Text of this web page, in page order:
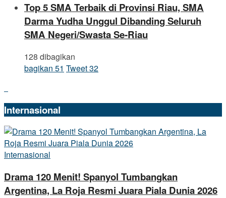
Top 5 SMA Terbaik di Provinsi Riau, SMA
Darma Yudha Unggul Dibanding Seluruh
SMA Negeri/Swasta Se-Riau
128 dibagikan
bagikan 51 Tweet32
Internasional
Internasional
Drama 120 Menit! Spanyol Tumbangkan
Argentina, La Roja Resmi Juara Piala Dunia 2026